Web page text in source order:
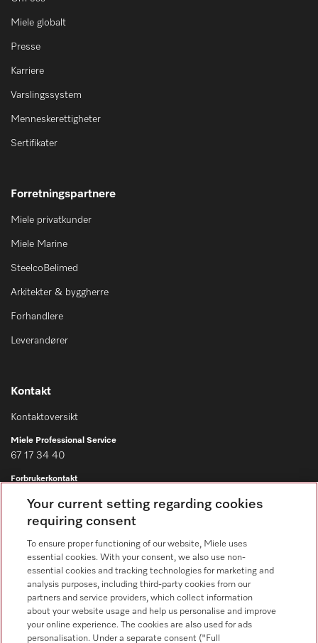
Miele globalt
Presse
Karriere
Varslingssystem
Menneskerettigheter
Sertifikater
Forretningspartnere
Miele privatkunder
Miele Marine
SteelcoBelimed
Arkitekter & byggherre
Forhandlere
Leverandører
Kontakt
Kontaktoversikt
Miele Professional Service
67 17 34 40
Forbrukerkontakt
Forhandlersøk
Your current setting regarding cookies
requiring consent
To ensure proper functioning of our website, Miele uses
essential cookies. With your consent, we also use non-
essential cookies and tracking technologies for marketing and
analysis purposes, including third-party cookies from our
partners and service providers, which collect information
about your website usage and help us personalise and improve
your online experience. The cookies are also used for ads
personalisation. Under a separate consent ("Full